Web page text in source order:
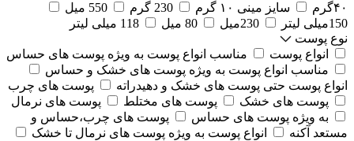
۴۰گرم
سایز مینی ۱۰ گرم 230 گرم
550 میل
150میلی لیتر
230میل 80 میل
118 میلی لیتر
نوع پوست
انواع پوست
مناسب انواع پوست به ویژه پوست های حساس
مناسب انواع پوست به ویژه پوست های خشک و حساس
انواع پوست حتی پوست های خشک و دهیدراته
پوست های چرب
پوست های خشک
پوست های مختلط
پوست های نرمال
به ویژه پوست های حساس
پوست های چرب،حساس و
مستعد آکنه
انواع پوست به ویژه پوست های نرمال تا خشک